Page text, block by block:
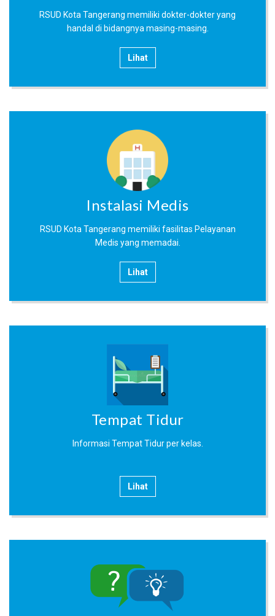
RSUD Kota Tangerang memiliki dokter-dokter yang
handal di bidangnya masing-masing.
Lihat
Instalasi Medis
RSUD Kota Tangerang memiliki fasilitas Pelayanan
Medis yang memadai.
Lihat
Tempat Tidur
Informasi Tempat Tidur per kelas.
Lihat